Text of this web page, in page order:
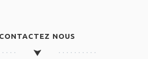
CONTACTEZ NOUS